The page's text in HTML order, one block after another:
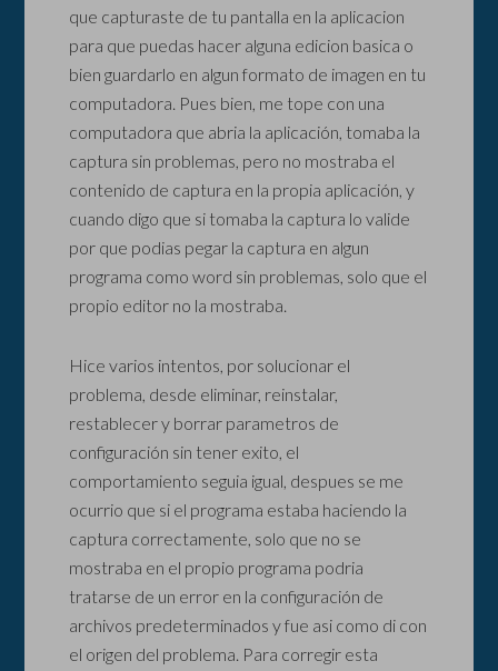
que capturaste de tu pantalla en la aplicacion
para que puedas hacer alguna edicion basica o
bien guardarlo en algun formato de imagen en tu
computadora. Pues bien, me tope con una
computadora que abria la aplicación, tomaba la
captura sin problemas, pero no mostraba el
contenido de captura en la propia aplicación, y
cuando digo que si tomaba la captura lo valide
por que podias pegar la captura en algun
programa como word sin problemas, solo que el
propio editor no la mostraba.
Hice varios intentos, por solucionar el
problema, desde eliminar, reinstalar,
restablecer y borrar parametros de
configuración sin tener exito, el
comportamiento seguia igual, despues se me
ocurrio que si el programa estaba haciendo la
captura correctamente, solo que no se
mostraba en el propio programa podria
tratarse de un error en la configuración de
archivos predeterminados y fue asi como di con
el origen del problema. Para corregir esta